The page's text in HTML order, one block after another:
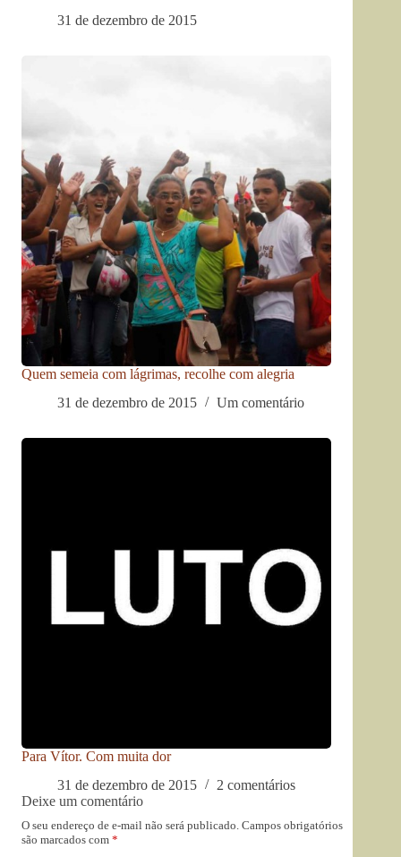
31 de dezembro de 2015
Quem semeia com lágrimas, recolhe com alegria
31 de dezembro de 2015
Um comentário
Para Vítor. Com muita dor
31 de dezembro de 2015
2 comentários
Deixe um comentário
O seu endereço de e-mail não será publicado. Campos obrigatórios
são marcados com *